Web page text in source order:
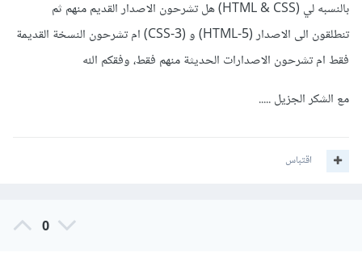
بالنسبه لي (HTML & CSS) هل تشرحون الاصدار القديم منهم ثم
تنطلقون الى الاصدار (HTML-5) و (CSS-3) ام تشرحون النسخة القديمة
فقط ام تشرحون الاصدارات الحديثة منهم فقط، وفقكم الله
مع الشكر الجزيل .....
اقتباس
0